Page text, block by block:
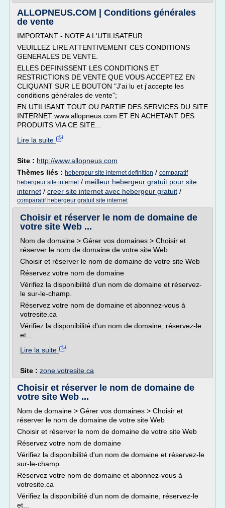
ALLOPNEUS.COM | Conditions générales
de vente
IMPORTANT - NOTE A L'UTILISATEUR :
VEUILLEZ LIRE ATTENTIVEMENT CES CONDITIONS
GENERALES DE VENTE.
ELLES DEFINISSENT LES CONDITIONS ET
RESTRICTIONS DE VENTE QUE VOUS ACCEPTEZ EN
CLIQUANT SUR LE BOUTON "J'ai lu et j'accepte les
conditions générales de vente";
EN UTILISANT TOUT OU PARTIE DES SERVICES DU SITE
INTERNET www.allopneus.com ET EN ACHETANT DES
PRODUITS VIA CE SITE...
Lire la suite
Site : http://www.allopneus.com
Thèmes liés : hebergeur site internet definition / comparatif
hebergeur site internet/ meilleur hebergeur gratuit pour site
internet / creer site internet avec hebergeur gratuit /
comparatif hebergeur gratuit site internet
Choisir et réserver le nom de domaine de
votre site Web ...
Nom de domaine > Gérer vos domaines > Choisir et
réserver le nom de domaine de votre site Web
Choisir et réserver le nom de domaine de votre site Web
Réservez votre nom de domaine
Vérifiez la disponibilité d'un nom de domaine et réservez-
le sur-le-champ.
Réservez votre nom de domaine et abonnez-vous à
votresite.ca
Vérifiez la disponibilité d'un nom de domaine, réservez-le
et...
Lire la suite
Site : zone.votresite.ca
Choisir et réserver le nom de domaine de
votre site Web ...
Nom de domaine > Gérer vos domaines > Choisir et
réserver le nom de domaine de votre site Web
Choisir et réserver le nom de domaine de votre site Web
Réservez votre nom de domaine
Vérifiez la disponibilité d'un nom de domaine et réservez-le
sur-le-champ.
Réservez votre nom de domaine et abonnez-vous à
votresite.ca
Vérifiez la disponibilité d'un nom de domaine, réservez-le
et...